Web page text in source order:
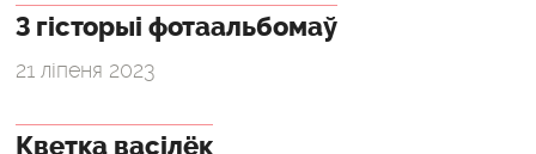
З гісторыі фотаальбомаў
21 ліпеня 2023
Кветка васілёк